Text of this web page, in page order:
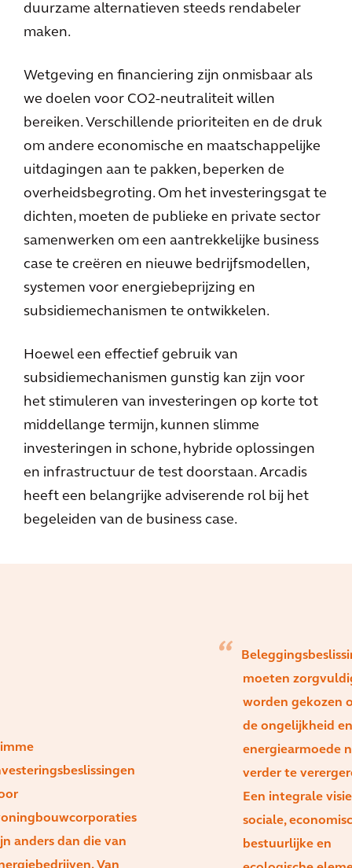
duurzame alternatieven steeds rendabeler
maken.
Wetgeving en financiering zijn onmisbaar als
we doelen voor CO2-neutraliteit willen
bereiken. Verschillende prioriteiten en de druk
om andere economische en maatschappelijke
uitdagingen aan te pakken, beperken de
overheidsbegroting. Om het investeringsgat te
dichten, moeten de publieke en private sector
samenwerken om een aantrekkelijke business
case te creëren en nieuwe bedrijfsmodellen,
systemen voor energiebeprijzing en
subsidiemechanismen te ontwikkelen.
Hoewel een effectief gebruik van
subsidiemechanismen gunstig kan zijn voor
het stimuleren van investeringen op korte tot
middellange termijn, kunnen slimme
investeringen in schone, hybride oplossingen
en infrastructuur de test doorstaan. Arcadis
heeft een belangrijke adviserende rol bij het
begeleiden van de business case.
anders dan die van
moeten
worden gekozen
de ongelijkheid en
energiearmoede
verder te
Een integrale
sociale,
bestuurlijke en